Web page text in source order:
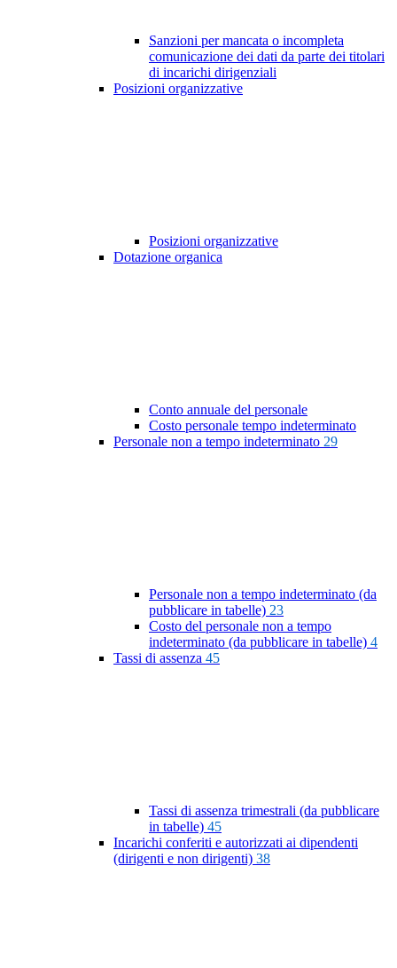
Sanzioni per mancata o incompleta
comunicazione dei dati da parte dei titolari
di incarichi dirigenziali
Posizioni organizzative
Posizioni organizzative
Dotazione organica
Conto annuale del personale
Costo personale tempo indeterminato
Personale non a tempo indeterminato 29
Personale non a tempo indeterminato (da
pubblicare in tabelle) 23
Costo del personale non a tempo
indeterminato (da pubblicare in tabelle) 4
Tassi di assenza 45
Tassi di assenza trimestrali (da pubblicare
in tabelle) 45
Incarichi conferiti e autorizzati ai dipendenti
(dirigenti e non dirigenti) 38